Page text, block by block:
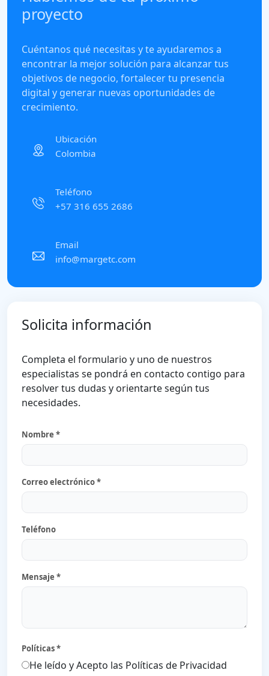
proyecto
Cuéntanos qué necesitas y te ayudaremos a
encontrar la mejor solución para alcanzar tus
objetivos de negocio, fortalecer tu presencia
digital y generar nuevas oportunidades de
crecimiento.
Ubicación
Colombia
Teléfono
+57 316 655 2686
Email
info@margetc.com
Solicita información
Completa el formulario y uno de nuestros
especialistas se pondrá en contacto contigo para
resolver tus dudas y orientarte según tus
necesidades.
Nombre *
Correo electrónico *
Teléfono
Mensaje *
Políticas *
He leído y Acepto las Políticas de Privacidad